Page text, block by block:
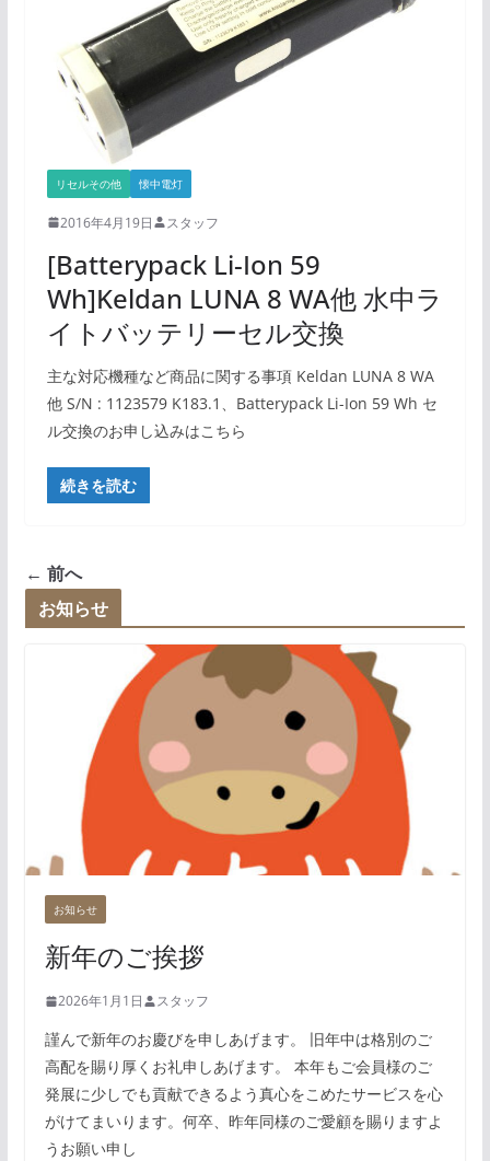
リセルその他 懐中電灯
2016年4月19日 スタッフ
[Batterypack Li-Ion 59
Wh]Keldan LUNA 8 WA他 水中ラ
イトバッテリーセル交換
主な対応機種など商品に関する事項 Keldan LUNA 8 WA
他 S/N : 1123579 K183.1、Batterypack Li-Ion 59 Wh セ
ル交換のお申し込みはこちら
続きを読む
← 前へ
お知らせ
お知らせ
新年のご挨拶
2026年1月1日 スタッフ
謹んで新年のお慶びを申しあげます。 旧年中は格別のご
高配を賜り厚くお礼申しあげます。 本年もご会員様のご
発展に少しでも貢献できるよう真心をこめたサービスを心
がけてまいります。何卒、昨年同様のご愛顧を賜りますよ
うお願い申し